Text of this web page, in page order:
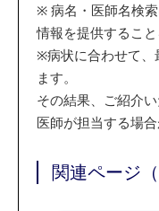
※ 病名・医師名検
情報を提供すること
※病状に合わせて
ます。
その結果、ご紹介
医師が担当する場合
関連ページ